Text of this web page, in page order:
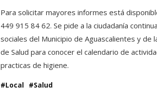
Para solicitar mayores informes está
449 915 84 62. Se pide a la ciudadanía
sociales del Municipio de Aguascalientes y de
de Salud para conocer el calendario de
practicas de higiene.
Local Salud